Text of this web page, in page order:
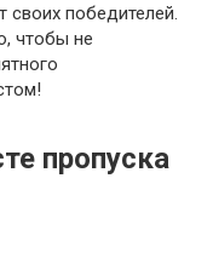
своих победителей.
чтобы не
пропуска